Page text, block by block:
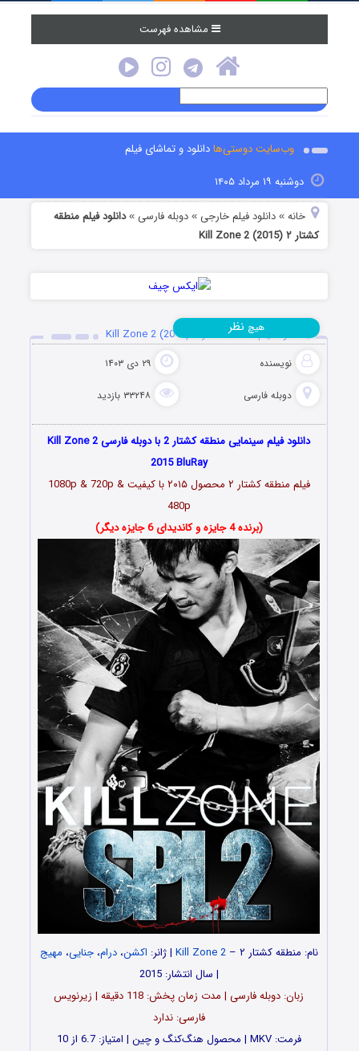
مشاهده فهرست
وب‌سایت دوستی‌هادانلود و تماشای فیلم
دوشنبه ۱۹ مرداد ۱۴۰۵
خانه »دانلود فیلم خارجی »دوبله فارسی »دانلود فیلم منطقه
کشتار ۲ Kill Zone 2 (2015)
دانلود فیلم منطقه کشتار ۲ Kill Zone 2 (2015)
نویسنده ۲۹ دی ۱۴۰۳
دوبله فارسی ۳۳۲۴۸ بازدید
هیچ نظر
دانلود فیلم سینمایی منطقه کشتار 2 با دوبله فارسی Kill Zone 2
2015 BluRay
فیلم منطقه کشتار ۲ محصول ۲۰۱۵ با کیفیت 1080p & 720p &
480p
(برنده 4 جایزه و کاندیدای 6 جایزه دیگر)
نام: منطقه کشتار ۲ – Kill Zone 2 | ژانر: اکشن،درام،جنایی، مهیج
| سال انتشار: 2015
زبان: دوبله فارسی | مدت زمان پخش: 118 دقیقه | زیرنویس
فارسی: ندارد
فرمت: MKV | محصول هنگ‌کنگ و چین | امتیاز: 6.7 از 10